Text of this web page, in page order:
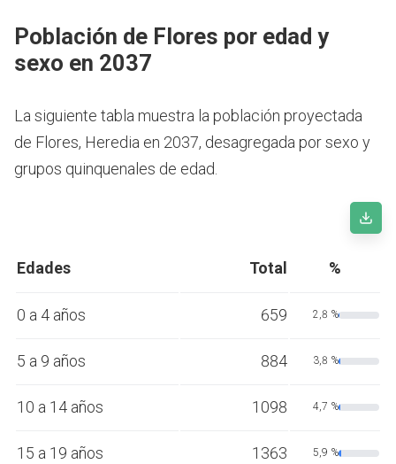
Población de Flores por edad y
sexo en 2037
La siguiente tabla muestra la población proyectada
de Flores, Heredia en 2037, desagregada por sexo y
grupos quinquenales de edad.
Edades Total %
0 a 4 años 659 2,8 %
5 a 9 años 884 3,8 %
10 a 14 años 1098 4,7 %
15 a 19 años 1363 5,9 %